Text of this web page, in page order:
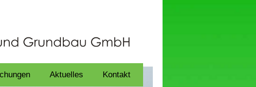
Aktuelles Kontakt